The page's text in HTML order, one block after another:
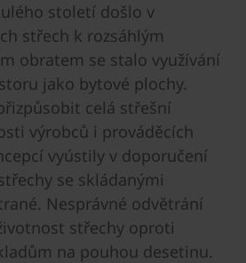
století došlo v
střech k rozsáhlým
obratem se stalo využívání
jako bytové plochy.
celá střešní
výrobců i prováděcích
vyústily v doporučení
se skládanými
Nesprávné odvětrání
střechy oproti
na pouhou desetinu.